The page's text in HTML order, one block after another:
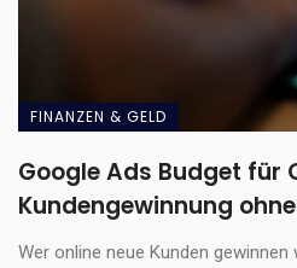
FINANZEN & GELD
Google Ads Budget für
Kundengewinnung
Wer online neue Kunden